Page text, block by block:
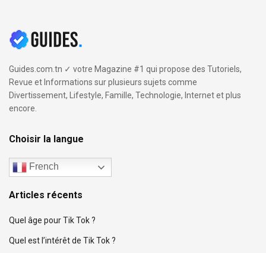
Guides.com.tn ✓ votre Magazine #1 qui propose des Tutoriels,
Revue et Informations sur plusieurs sujets comme
Divertissement, Lifestyle, Famille, Technologie, Internet et plus
encore.
Choisir la langue
French
Articles récents
Quel âge pour Tik Tok ?
Quel est l’intérêt de Tik Tok ?